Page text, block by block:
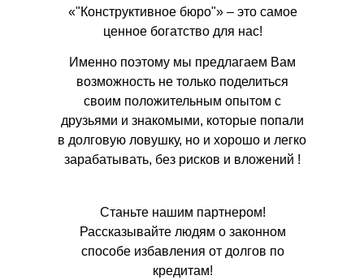
«"Конструктивное бюро"» – это самое
ценное богатство для нас!
Именно поэтому мы предлагаем Вам
возможность не только поделиться
своим положительным опытом с
друзьями и знакомыми, которые попали
в долговую ловушку, но и хорошо и легко
зарабатывать, без рисков и вложений !
Станьте нашим партнером!
Рассказывайте людям о законном
способе избавления от долгов по
кредитам!